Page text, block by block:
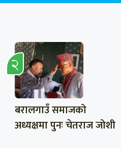
बरालगाउँ समाजको
अध्यक्षमा पुनः चेतराज जोशी